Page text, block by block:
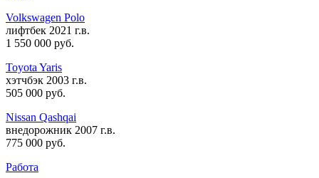
Volkswagen Polo
лифтбек 2021 г.в.
1 550 000 руб.
Toyota Yaris
хэтчбэк 2003 г.в.
505 000 руб.
Nissan Qashqai
внедорожник 2007 г.в.
775 000 руб.
Работа